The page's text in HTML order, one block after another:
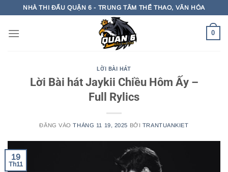
nội
NHÀ THI ĐẤU QUẬN 6 - TRUNG TÂM THỂ THAO, VĂN HÓA
0
LỜI BÀI HÁT
Lời Bài hát Jaykii Chiều Hôm Ấy –
Full Rylics
ĐĂNG VÀOTHÁNG 11 19, 2025 BỞI TRANTUANKIET
19
Th11